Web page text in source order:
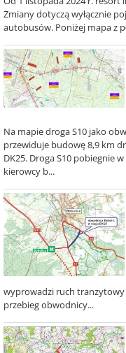
Zmiany dotyczą wyłącznie
autobusów. Poniżej mapa z
Na mapie droga S10 jako
przewiduje budowę 8,9 km
DK25. Droga S10 pobiegnie
kierowcy b...
wyprowadzi ruch tranzytowy
przebieg obwodnicy...